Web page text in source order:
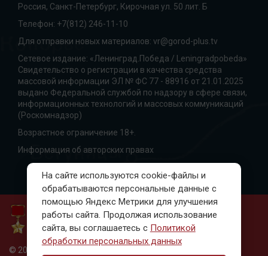
Россия, Санкт-Петербург, Кирочная ул. 50 лит. Б
Телефон: +7(812) 246-11-10
Для отправки новых материалов: vr@gorod-plus.tv
Сетевое издание: «Ленинград.Победа / Leningradpobeda»
Свидетельство о регистрации в качества средства
массовой информации ЭЛ № ФС 77 - 88916 от 21.01.2025
выдано Федеральной службой по надзору в сфере связи,
информационных технологий и массовых коммуникаций
(Роскомнадзор)
Возрастное ограничение 18+.
Информация об авторских правах
© 2010-2023, Ленинград. Победа
На сайте используются cookie-файлы и
обрабатываются персональные данные с
помощью Яндекс Метрики для улучшения
работы сайта. Продолжая использование
сайта, вы соглашаетесь с Политикой
обработки персональных данных